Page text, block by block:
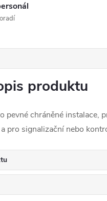
produktu
pevné chráněné instalace,
pro signalizační nebo